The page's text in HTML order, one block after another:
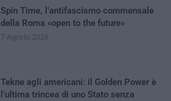
Spin Time, l’antifascismo commensale
della Roma «open to the future»
7 Agosto 2026
Tekne agli americani: il Golden Power è
l’ultima trincea di uno Stato senza